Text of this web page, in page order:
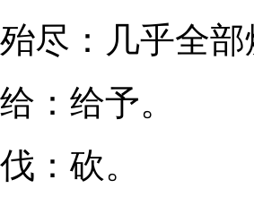
：几乎全部
给予。
砍。